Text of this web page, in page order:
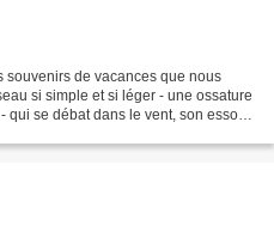
souvenirs de vacances que nous
si simple et si léger - une ossature
se débat dans le vent, son essor